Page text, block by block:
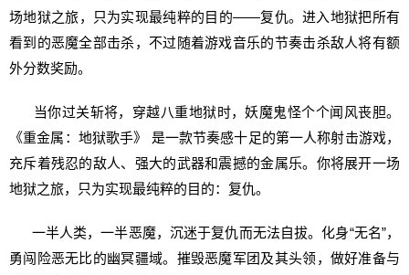
场地狱之旅，只为实现最纯粹的目的——复仇。进入地狱把所有
看到的恶魔全部击杀，不过随着游戏音乐的节奏击杀敌人将有额
外分数奖励。
当你过关斩将，穿越八重地狱时，妖魔鬼怪个个闻风丧胆。
《重金属：地狱歌手》 是一款节奏感十足的第一人称射击游戏，
充斥着残忍的敌人、强大的武器和震撼的金属乐。你将展开一场
地狱之旅，只为实现最纯粹的目的：复仇。
一半人类，一半恶魔，沉迷于复仇而无法自拔。化身“无名”，
勇闯险恶无比的幽冥疆域。摧毁恶魔军团及其头领，做好准备与